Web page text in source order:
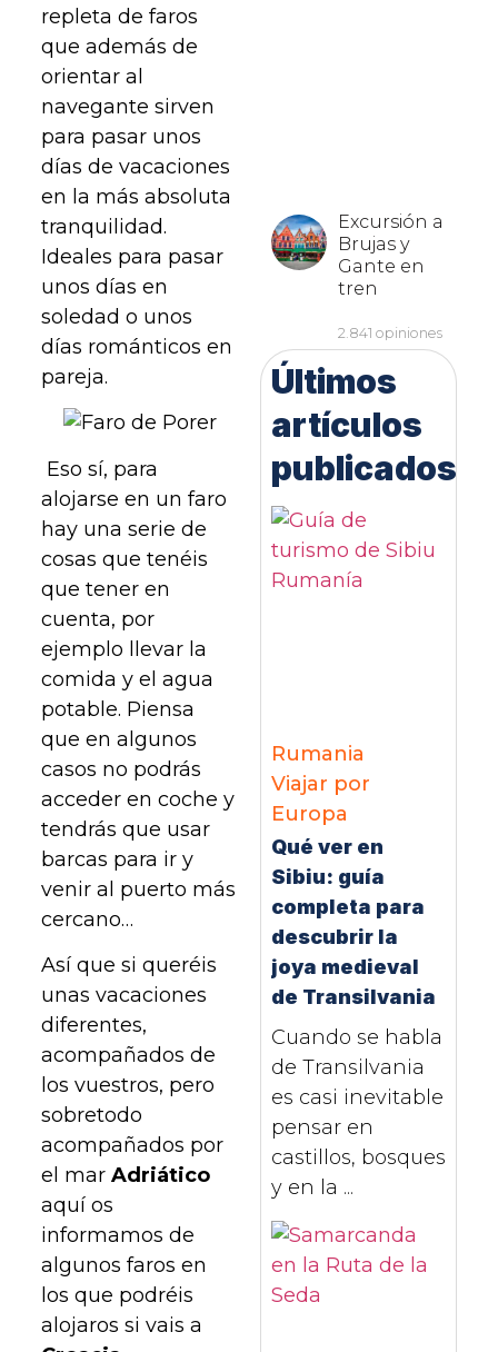
repleta de faros
que además de
orientar al
navegante sirven
para pasar unos
días de vacaciones
en la más absoluta
tranquilidad.
Ideales para pasar
unos días en
soledad o unos
días románticos en
pareja.
Eso sí, para
alojarse en un faro
hay una serie de
cosas que tenéis
que tener en
cuenta, por
ejemplo llevar la
comida y el agua
potable. Piensa
que en algunos
casos no podrás
acceder en coche y
tendrás que usar
barcas para ir y
venir al puerto más
cercano…
Así que si queréis
unas vacaciones
diferentes,
acompañados de
los vuestros, pero
sobretodo
acompañados por
el marAdriático
aquí os
informamos de
algunos faros en
los que podréis
alojaros si vais a
Últimos
artículos
publicados
Rumania
Viajar por
Europa
Qué ver en
Sibiu: guía
completa para
descubrir la
joya medieval
de Transilvania
Cuando se habla
de Transilvania
es casi inevitable
pensar en
castillos, bosques
y en la ...